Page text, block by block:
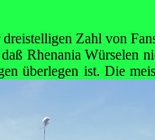
Zahl von
Rhenania Würselen
überlegen ist. Die